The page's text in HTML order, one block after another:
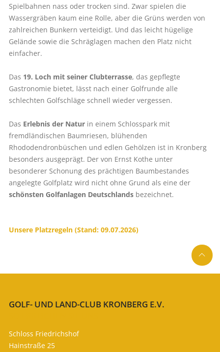
Spielbahnen nass oder trocken sind. Zwar spielen die
Wassergräben kaum eine Rolle, aber die Grüns werden von
zahlreichen Bunkern verteidigt. Und das leicht hügelige
Gelände sowie die Schräglagen machen den Platz nicht
einfacher.
Das 19. Loch mit seiner Clubterrasse, das gepflegte
Gastronomie bietet, lässt nach einer Golfrunde alle
schlechten Golfschläge schnell wieder vergessen.
Das Erlebnis der Naturin einem Schlosspark mit
fremdländischen Baumriesen, blühenden
Rhododendronbüschen und edlen Gehölzen ist in Kronberg
besonders ausgeprägt. Der von Ernst Kothe unter
besonderer Schonung des prächtigen Baumbestandes
angelegte Golfplatz wird nicht ohne Grund als eine der
schönsten Golfanlagen Deutschlandsbezeichnet.
Unsere Platzregeln (Stand: 09.07.2026)

GOLF- UND LAND-CLUB KRONBERG E.V.
Schloss Friedrichshof
Hainstraße 25